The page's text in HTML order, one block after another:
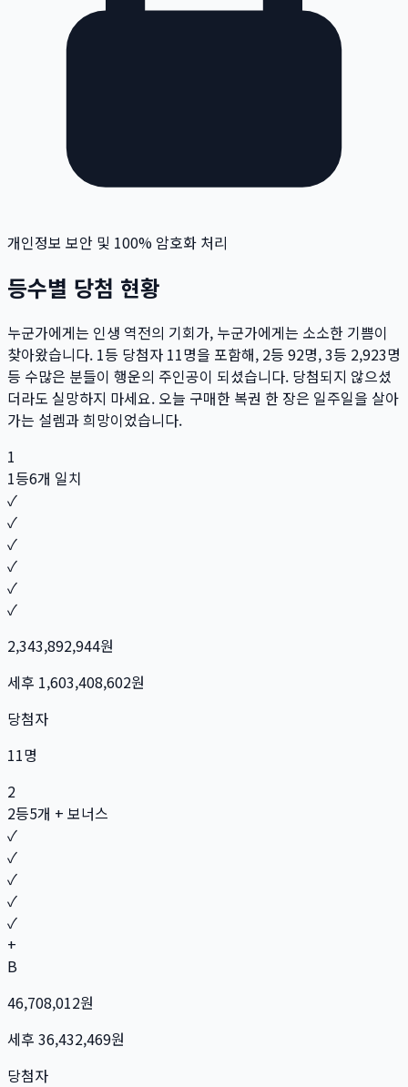
개인정보 보안 및 100% 암호화 처리
등수별 당첨 현황
누군가에게는 인생 역전의 기회가, 누군가에게는 소소한 기쁨이
찾아왔습니다. 1등 당첨자 11명을 포함해, 2등 92명, 3등 2,923명
등 수많은 분들이 행운의 주인공이 되셨습니다. 당첨되지 않으셨
더라도 실망하지 마세요. 오늘 구매한 복권 한 장은 일주일을 살아
가는 설렘과 희망이었습니다.
1
1등6개 일치
✓
✓
✓
✓
✓
✓
2,343,892,944원
세후 1,603,408,602원
당첨자
11명
2
2등5개 + 보너스
✓
✓
✓
✓
✓
+
B
46,708,012원
세후 36,432,469원
당첨자